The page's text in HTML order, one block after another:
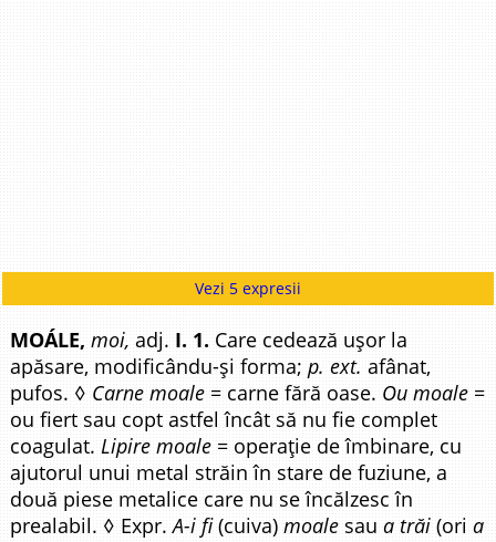
Vezi 5 expresii
MOÁLE, moi, adj. I. 1. Care cedează ușor la
apăsare, modificându-și forma;p. ext. afânat,
pufos. ◊ Carne moale = carne fără oase. Ou moale =
ou fiert sau copt astfel încât să nu fie complet
coagulat.Lipire moale = operație de îmbinare, cu
ajutorul unui metal străin în stare de fuziune, a
două piese metalice care nu se încălzesc în
prealabil. ◊ Expr.A-i fi(cuiva)moale saua trăi (oria